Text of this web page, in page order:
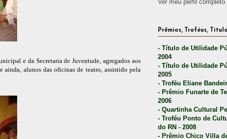
e da Secretaria de Juventude, agregados aos
alunos das oficinas de teatro, assistido pela
Ver meu perfil completo
Prêmios, Troféus,
- Título de Utilidade
2004
- Título de Utilidade
2005
- Troféu Eliane
- Prêmio Funarte de
2006
- Quartinha Cultural
- Troféu Ponto de
do RN - 2008
- Prêmio Chico Villa